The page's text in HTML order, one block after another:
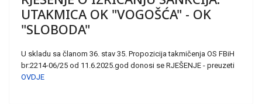
UTAKMICA OK "VOGOŠĆA" - OK
"SLOBODA"
U skladu sa članom 36. stav 35. Propozicija takmičenja OS FBiH
br:2214-06/25 od 11.6.2025.god donosi se RJEŠENJE - preuzeti
OVDJE